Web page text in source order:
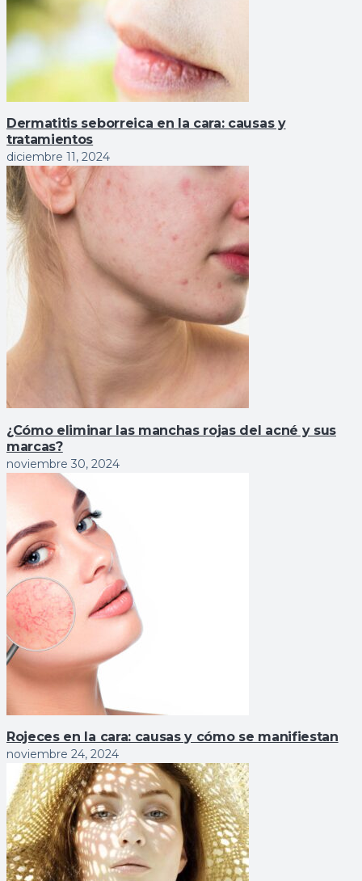
Dermatitis seborreica en la cara: causas y
tratamientos
diciembre 11, 2024
¿Cómo eliminar las manchas rojas del acné y sus
marcas?
noviembre 30, 2024
Rojeces en la cara: causas y cómo se manifiestan
noviembre 24, 2024